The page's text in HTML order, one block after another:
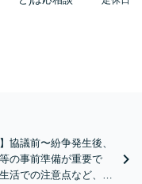
協議前〜紛争発生後、
の事前準備が重要で
活での注意点など、フ